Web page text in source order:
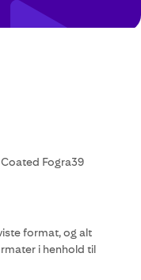
Fogra39
format, og alt
i henhold til